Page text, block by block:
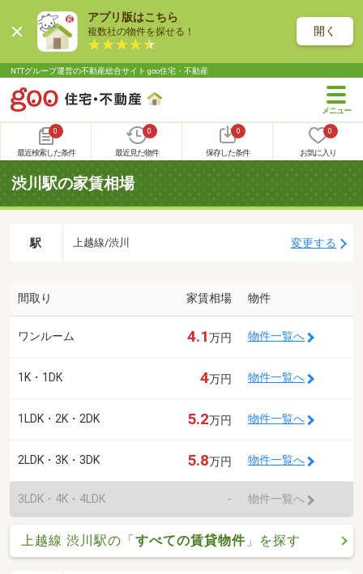
アプリ版はこちら
複数社の物件を探せる！ 開く
NTTグループ運営の不動産総合サイト goo住宅・不動産
0
最近検索した条件
0
最近見た物件
0
保存した条件
0
お気に入り
渋川駅の家賃相場
駅 上越線/渋川 変更する
間取り 家賃相場 物件
ワンルーム 4.1万円 物件一覧へ
1K・1DK 4万円 物件一覧へ
1LDK・2K・2DK 5.2万円 物件一覧へ
2LDK・3K・3DK 5.8万円 物件一覧へ
3LDK・4K・4LDK - 物件一覧へ
上越線 渋川駅の「すべての賃貸物件 」を探す